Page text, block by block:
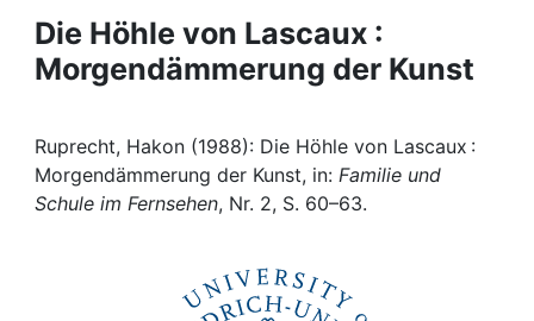
Projects
People
Institutions
Awards
Die Höhle von Lascaux :
Morgendämmerung der Kunst
Ruprecht, Hakon (1988): Die Höhle von Lascaux :
Morgendämmerung der Kunst, in: Familie und
Schule im Fernsehen, Nr. 2, S. 60–63.